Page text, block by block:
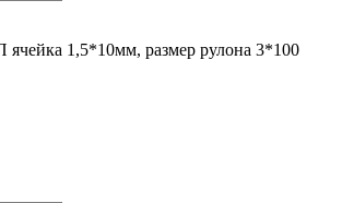
ячейка 1,5*10мм, размер рулона 3*100